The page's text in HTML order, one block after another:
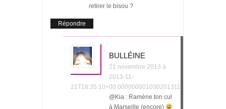
retirer le bisou ?
Répondre
BULLÉINE
21 novembre 2013 à
2013-11-
21T18:35:10+00:000000001030201311
@Kia : Ramène ton cul
à Marseille (encore)